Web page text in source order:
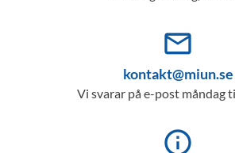
mail_outline
kontakt@miun.se
Vi svarar på e-post måndag
info_outline